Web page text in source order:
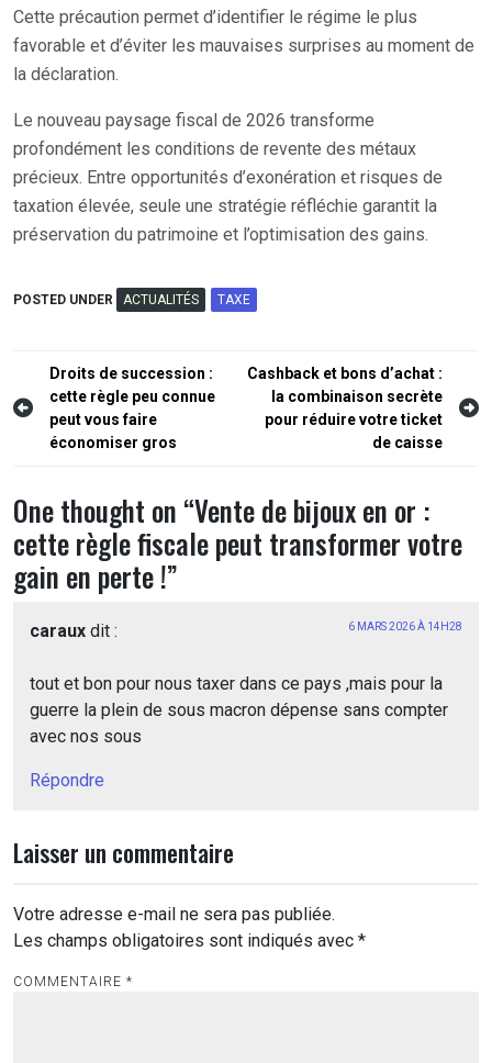
Cette précaution permet d’identifier le régime le plus
favorable et d’éviter les mauvaises surprises au moment de
la déclaration.
Le nouveau paysage fiscal de 2026 transforme
profondément les conditions de revente des métaux
précieux. Entre opportunités d’exonération et risques de
taxation élevée, seule une stratégie réfléchie garantit la
préservation du patrimoine et l’optimisation des gains.
POSTED UNDER ACTUALITÉS TAXE
Navigation
de
l’article
Droits de succession :
cette règle peu connue
peut vous faire
économiser gros
Cashback et bons d’achat :
la combinaison secrète
pour réduire votre ticket
de caisse
One thought on “Vente de bijoux en or :
cette règle fiscale peut transformer votre
gain en perte !”
caraux dit : 6 MARS 2026 À 14H28
tout et bon pour nous taxer dans ce pays ,mais pour la
guerre la plein de sous macron dépense sans compter
avec nos sous
Répondre
Laisser un commentaire
Votre adresse e-mail ne sera pas publiée.
Les champs obligatoires sont indiqués avec *
COMMENTAIRE *